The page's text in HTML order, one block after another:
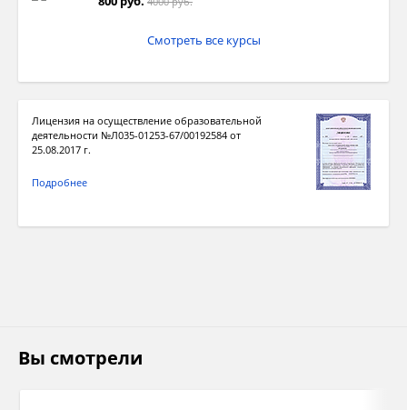
Смотреть все курсы
Лицензия на осуществление образовательной
деятельности №Л035-01253-67/00192584 от
25.08.2017 г.
Подробнее
Вы смотрели